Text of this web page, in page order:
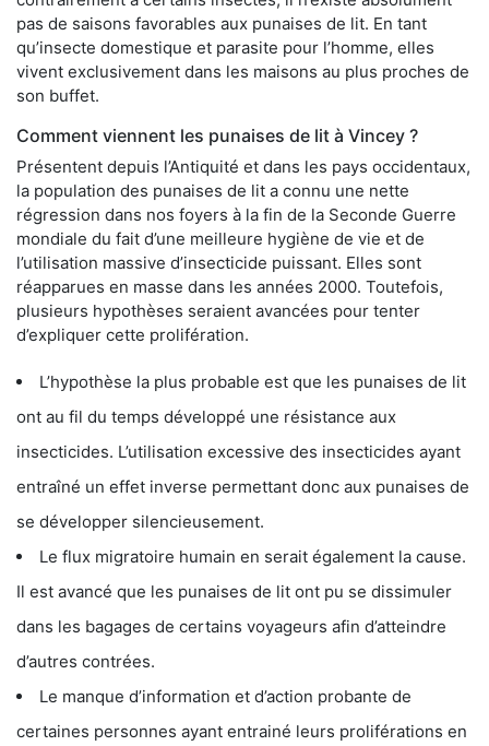
pas de saisons favorables aux punaises de lit. En tant
qu’insecte domestique et parasite pour l’homme, elles
vivent exclusivement dans les maisons au plus proches de
son buffet.
Comment viennent les punaises de lit à Vincey ?
Présentent depuis l’Antiquité et dans les pays occidentaux,
la population des punaises de lit a connu une nette
régression dans nos foyers à la fin de la Seconde Guerre
mondiale du fait d’une meilleure hygiène de vie et de
l’utilisation massive d’insecticide puissant. Elles sont
réapparues en masse dans les années 2000. Toutefois,
plusieurs hypothèses seraient avancées pour tenter
d’expliquer cette prolifération.
L’hypothèse la plus probable est que les punaises de lit
ont au fil du temps développé une résistance aux
insecticides. L’utilisation excessive des insecticides ayant
entraîné un effet inverse permettant donc aux punaises de
se développer silencieusement.
Le flux migratoire humain en serait également la cause.
Il est avancé que les punaises de lit ont pu se dissimuler
dans les bagages de certains voyageurs afin d’atteindre
d’autres contrées.
Le manque d’information et d’action probante de
certaines personnes ayant entrainé leurs proliférations en